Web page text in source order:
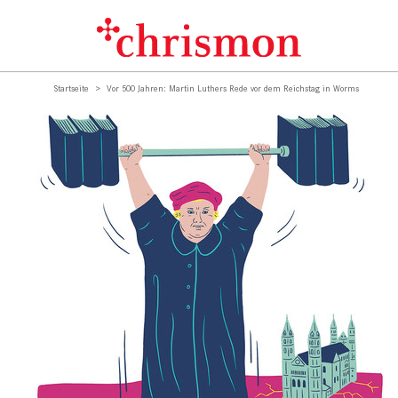
Startseite Vor 500 Jahren: Martin Luthers Rede vor dem Reichstag in Worms